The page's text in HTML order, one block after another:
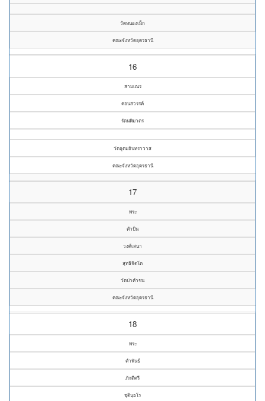
วัดหนองเม็ก
คณะจังหวัดอุดรธานี
16
สามเณร
คอนสวรรค์
รัตนพิมาตร
วัดอุดมอินทราวาส
คณะจังหวัดอุดรธานี
17
พระ
คำปั่น
วงศ์เสนา
สุทธิจิตโต
วัดป่าคำชน
คณะจังหวัดอุดรธานี
18
พระ
คำพันธ์
ภักดีศรี
ชุตินฺธโร